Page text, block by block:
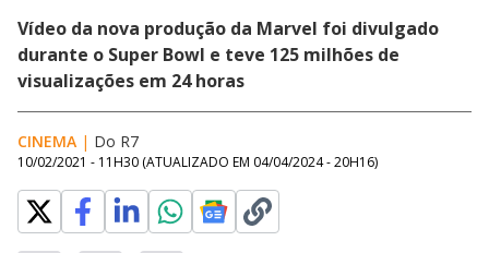
Vídeo da nova produção da Marvel foi divulgado
durante o Super Bowl e teve 125 milhões de
visualizações em 24 horas
CINEMA | Do R7
10/02/2021 - 11H30 (ATUALIZADO EM 04/04/2024 - 20H16)